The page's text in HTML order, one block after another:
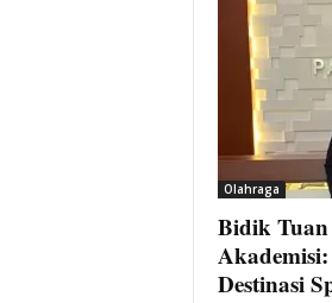
Olahraga
Bidik
Destinasi